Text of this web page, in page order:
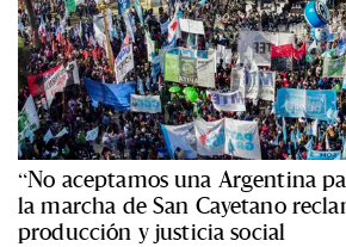
“No aceptamos una Argentina
la marcha de San Cayetano
producción y justicia social